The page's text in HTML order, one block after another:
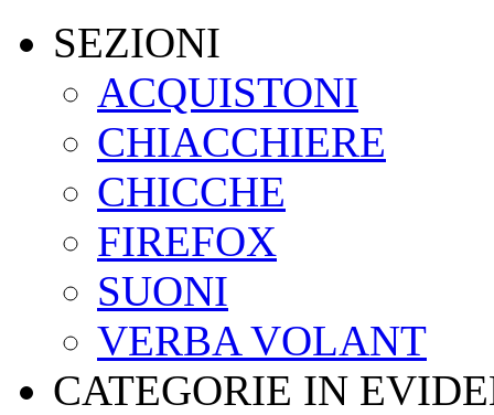
SEZIONI
ACQUISTONI
CHIACCHIERE
CHICCHE
FIREFOX
SUONI
VERBA VOLANT
CATEGORIE IN